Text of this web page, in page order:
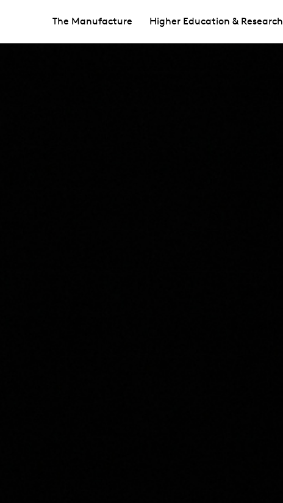
The Manufacture Higher Education & Research